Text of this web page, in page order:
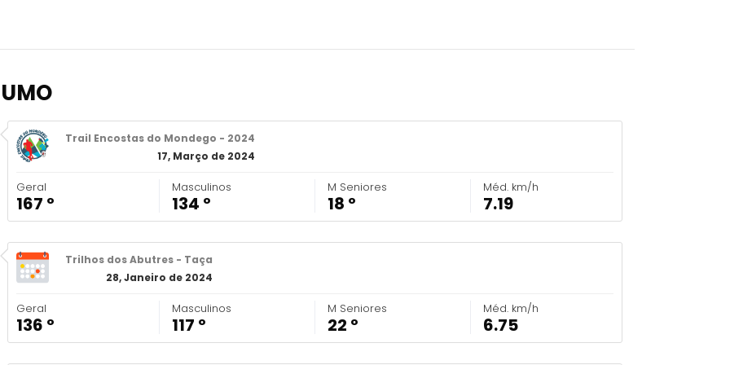
Trail Encostas do Mondego - 2024
17, Março de 2024
Geral
167 º
Masculinos
134 º
M Seniores
18 º
Méd. km/h
7.19
Trilhos dos Abutres - Taça
28, Janeiro de 2024
Geral
136 º
Masculinos
117 º
M Seniores
22 º
Méd. km/h
6.75